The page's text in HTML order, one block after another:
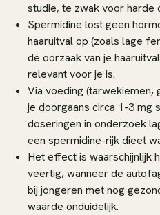
studie, te zwak voor harde
Spermidine lost geen
haaruitval op (zoals lage
de oorzaak van je
relevant voor je is.
Via voeding (tarwekiemen,
je doorgaans circa 1-3 mg
doseringen in onderzoek
een spermidine-rijk dieet
Het effect is waarschijnlijk
veertig, wanneer de
bij jongeren met nog
waarde onduidelijk.